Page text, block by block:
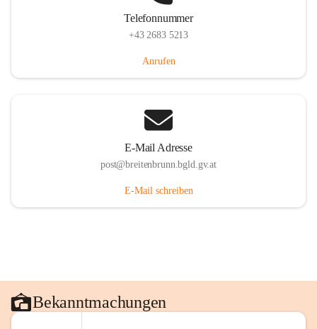
Telefonnummer
+43 2683 5213
Anrufen
E-Mail Adresse
post@breitenbrunn.bgld.gv.at
E-Mail schreiben
Bekanntmachungen